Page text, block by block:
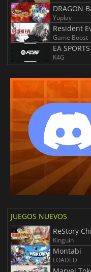
Yuplay
Resident
Game Boost
EA
K4G
JUEGOS NUEVOS
ReStory
Kinguin
Montabi
LOADED